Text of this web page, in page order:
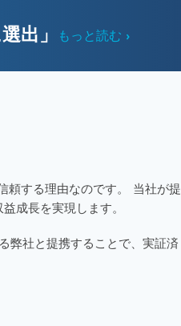
出」 もっと読む
頼する理由なのです。 当社が提
成長を実現します。
弊社と提携することで、実証済